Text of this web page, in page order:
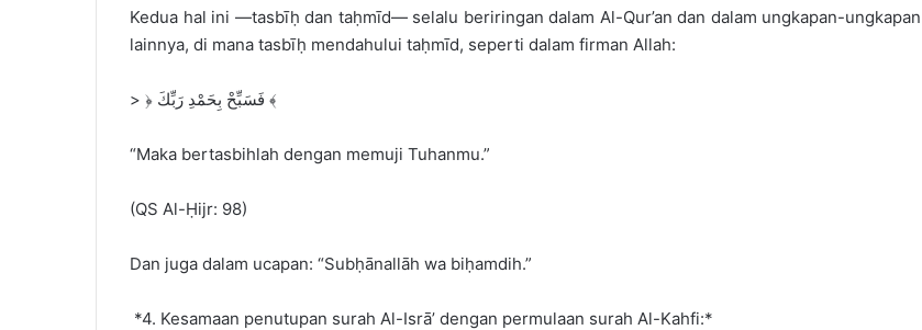
Kedua hal ini —tasbīḥ dan taḥmīd— selalu beriringan dalam Al-Qur’an dan dalam ungkapan-ungkapan
lainnya, di mana tasbīḥ mendahului taḥmīd, seperti dalam firman Allah:
> ﴿ فَسَبِّحْ بِحَمْدِ رَبِّكَ ﴾
“Maka bertasbihlah dengan memuji Tuhanmu.”
(QS Al-Ḥijr: 98)
Dan juga dalam ucapan: “Subḥānallāh wa biḥamdih.”
*4. Kesamaan penutupan surah Al-Isrā’ dengan permulaan surah Al-Kahfi:*